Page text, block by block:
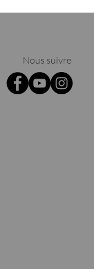
Nous suivre